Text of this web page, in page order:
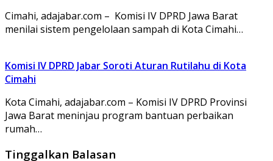
Cimahi, adajabar.com – Komisi IV DPRD Jawa Barat
menilai sistem pengelolaan sampah di Kota Cimahi…
Komisi IV DPRD Jabar Soroti Aturan Rutilahu di Kota
Cimahi
Kota Cimahi, adajabar.com – Komisi IV DPRD Provinsi
Jawa Barat meninjau program bantuan perbaikan
rumah…
Tinggalkan Balasan